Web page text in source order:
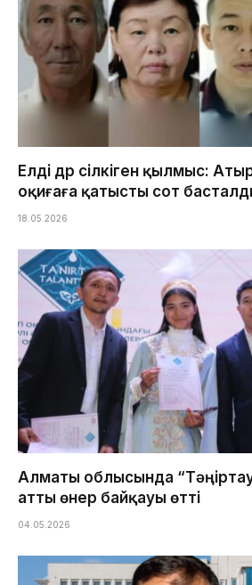
Елді дүр сілкіген қылмыс:
оқиғаға қатысты сот
18.05.2026
Алматы облысында
атты өнер байқауы өтті
04.05.2026